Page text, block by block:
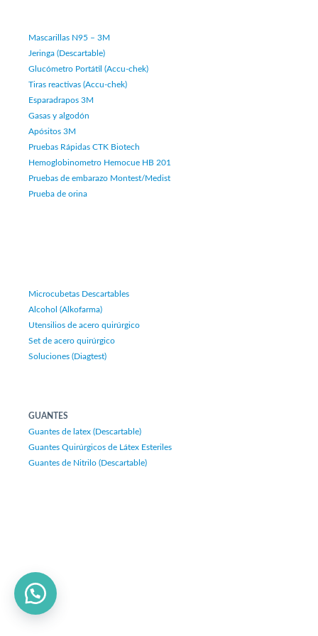
Mascarillas N95 – 3M
Jeringa (Descartable)
Glucómetro Portátil (Accu-chek)
Tiras reactivas (Accu-chek)
Esparadrapos 3M
Gasas y algodón
Apósitos 3M
Pruebas Rápidas CTK Biotech
Hemoglobinometro Hemocue HB 201
Pruebas de embarazo Montest/Medist
Prueba de orina
Microcubetas Descartables
Alcohol (Alkofarma)
Utensilios de acero quirúrgico
Set de acero quirúrgico
Soluciones (Diagtest)
GUANTES
Guantes de latex (Descartable)
Guantes Quirúrgicos de Látex Esteriles
Guantes de Nitrilo (Descartable)